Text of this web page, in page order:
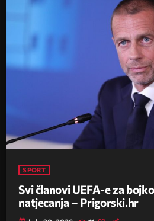
SPORT
Svi članovi UEFA-e za
natjecanja – Prigorski.hr